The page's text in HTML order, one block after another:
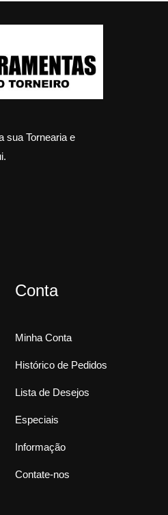
sua Tornearia e
Conta
Minha Conta
Histórico de Pedidos
Lista de Desejos
Especiais
Informação
Contate-nos